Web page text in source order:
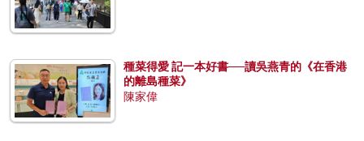
種菜得愛 記一本好書──讀吳燕青的《在香港
的離島種菜》
陳家偉